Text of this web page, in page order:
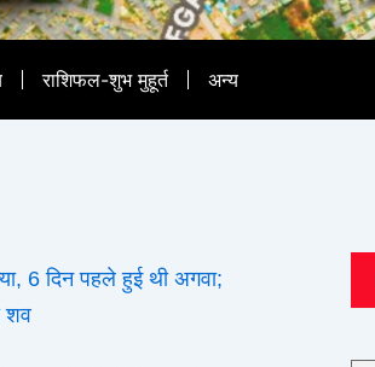
राशिफल-शुभ मुहूर्त अन्य
6 दिन पहले हुई थी अगवा;
शव